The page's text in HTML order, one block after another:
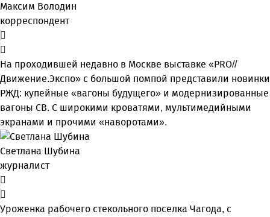
Максим Володин
корреспондент
На проходившей недавно в Мос­кве выставке «PRO//
Движение.Экспо» с большой помпой представили новинки
РЖД: купейные «вагоны будущего» и модернизированные
вагоны СВ. С широкими кроватями, мультимедийными
экранами и прочими «наворотами».
Светлана Шубина
журналист
Уроженка рабочего стекольного поселка Чагода, с